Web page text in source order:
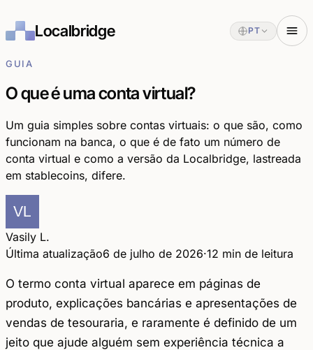
Localbridge PT
GUIA
O que é uma conta virtual?
Um guia simples sobre contas virtuais: o que são, como
funcionam na banca, o que é de fato um número de
conta virtual e como a versão da Localbridge, lastreada
em stablecoins, difere.
Vasily L.
Última atualização6 de julho de 2026·12 min de leitura
O termo conta virtual aparece em páginas de
produto, explicações bancárias e apresentações de
vendas de tesouraria, e raramente é definido de um
jeito que ajude alguém sem experiência técnica a